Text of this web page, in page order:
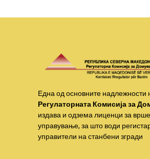
Една од основните надлежности
Регулаторната Комисија за
издава и одзема лиценци за
управување, за што води
управители на станбени згради